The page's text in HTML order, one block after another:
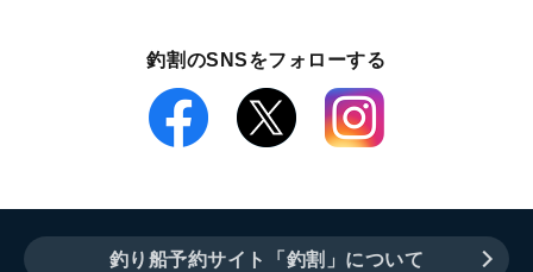
釣割のSNSをフォローする
釣り船予約サイト「釣割」について